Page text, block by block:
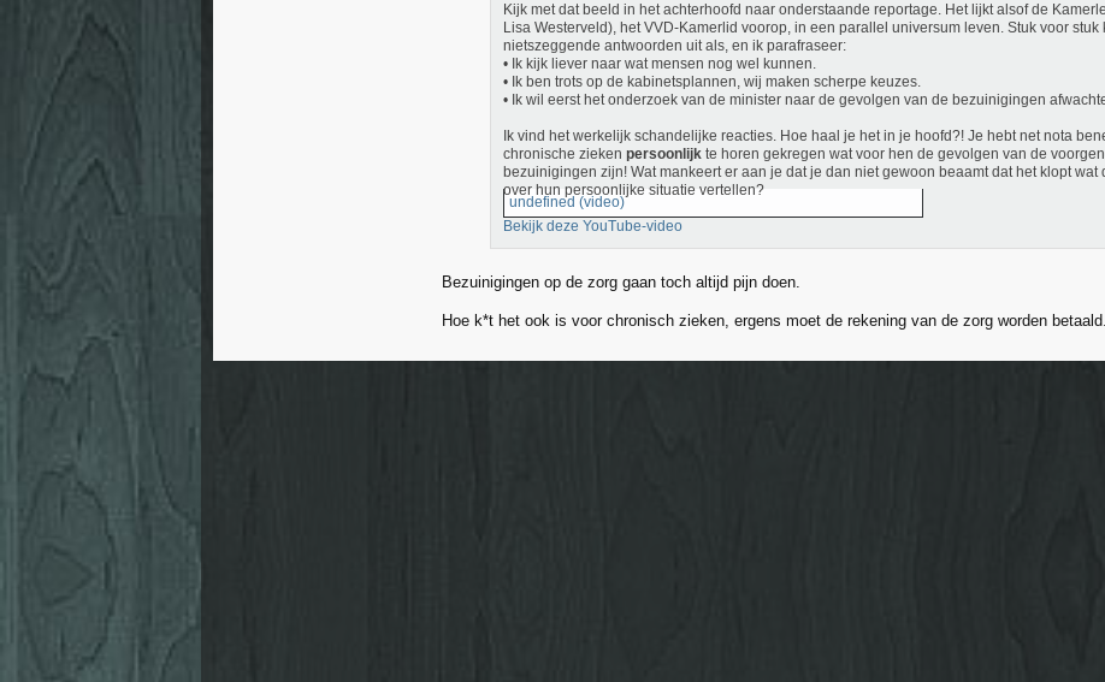
Kijk met dat beeld in het achterhoofd naar onderstaande reportage. Het lijkt alsof de
Lisa Westerveld), het VVD-Kamerlid voorop, in een parallel universum leven. Stuk voor stuk
nietszeggende antwoorden uit als, en ik parafraseer:
• Ik kijk liever naar wat mensen nog wel kunnen.
• Ik ben trots op de kabinetsplannen, wij maken scherpe keuzes.
• Ik wil eerst het onderzoek van de minister naar de gevolgen van de bezuinigingen
Ik vind het werkelijk schandelijke reacties. Hoe haal je het in je hoofd?! Je hebt net nota
chronische zieken persoonlijk te horen gekregen wat voor hen de gevolgen van de
bezuinigingen zijn! Wat mankeert er aan je dat je dan niet gewoon beaamt dat het klopt wat
over hun persoonlijke situatie vertellen?
undefined (video)
Bekijk deze YouTube-video
Bezuinigingen op de zorg gaan toch altijd pijn doen.
Hoe k*t het ook is voor chronisch zieken, ergens moet de rekening van de zorg worden betaald.